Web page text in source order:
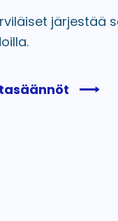
järjestää